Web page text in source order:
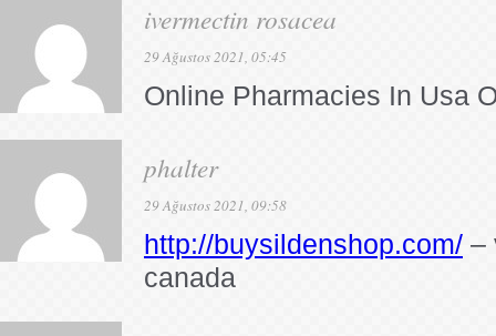
ivermectin rosacea
29 Ağustos 2021, 05:45
Online Pharmacies In Usa
phalter
29 Ağustos 2021, 09:58
http://buysildenshop.com/ –
canada